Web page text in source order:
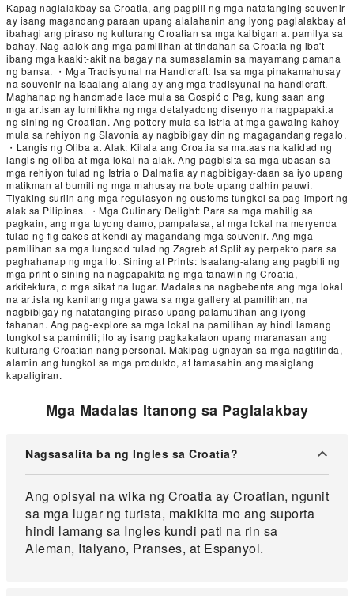
Kapag naglalakbay sa Croatia, ang pagpili ng mga natatanging souvenir
ay isang magandang paraan upang alalahanin ang iyong paglalakbay at
ibahagi ang piraso ng kulturang Croatian sa mga kaibigan at pamilya sa
bahay. Nag-aalok ang mga pamilihan at tindahan sa Croatia ng iba't
ibang mga kaakit-akit na bagay na sumasalamin sa mayamang pamana
ng bansa. ・Mga Tradisyunal na Handicraft: Isa sa mga pinakamahusay
na souvenir na isaalang-alang ay ang mga tradisyunal na handicraft.
Maghanap ng handmade lace mula sa Gospić o Pag, kung saan ang
mga artisan ay lumilikha ng mga detalyadong disenyo na nagpapakita
ng sining ng Croatian. Ang pottery mula sa Istria at mga gawaing kahoy
mula sa rehiyon ng Slavonia ay nagbibigay din ng magagandang regalo.
・Langis ng Oliba at Alak: Kilala ang Croatia sa mataas na kalidad ng
langis ng oliba at mga lokal na alak. Ang pagbisita sa mga ubasan sa
mga rehiyon tulad ng Istria o Dalmatia ay nagbibigay-daan sa iyo upang
matikman at bumili ng mga mahusay na bote upang dalhin pauwi.
Tiyaking suriin ang mga regulasyon ng customs tungkol sa pag-import ng
alak sa Pilipinas. ・Mga Culinary Delight: Para sa mga mahilig sa
pagkain, ang mga tuyong damo, pampalasa, at mga lokal na meryenda
tulad ng fig cakes at kendi ay magandang mga souvenir. Ang mga
pamilihan sa mga lungsod tulad ng Zagreb at Split ay perpekto para sa
paghahanap ng mga ito. Sining at Prints: Isaalang-alang ang pagbili ng
mga print o sining na nagpapakita ng mga tanawin ng Croatia,
arkitektura, o mga sikat na lugar. Madalas na nagbebenta ang mga lokal
na artista ng kanilang mga gawa sa mga gallery at pamilihan, na
nagbibigay ng natatanging piraso upang palamutihan ang iyong
tahanan. Ang pag-explore sa mga lokal na pamilihan ay hindi lamang
tungkol sa pamimili; ito ay isang pagkakataon upang maranasan ang
kulturang Croatian nang personal. Makipag-ugnayan sa mga nagtitinda,
alamin ang tungkol sa mga produkto, at tamasahin ang masiglang
kapaligiran.
Mga Madalas Itanong sa Paglalakbay
Nagsasalita ba ng Ingles sa Croatia?
Ang opisyal na wika ng Croatia ay Croatian, ngunit
sa mga lugar ng turista, makikita mo ang suporta
hindi lamang sa Ingles kundi pati na rin sa
Aleman, Italyano, Pranses, at Espanyol.